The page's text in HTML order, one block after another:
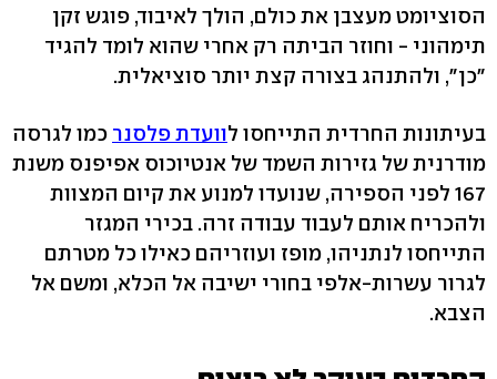
הסוציומט מעצבן את כולם, הולך לאיבוד, פוגש זקן
תימהוני - וחוזר הביתה רק אחרי שהוא לומד להגיד
"כן", ולהתנהג בצורה קצת יותר סוציאלית.
בעיתונות החרדית התייחסו לוועדת פלסנר כמו לגרסה
מודרנית של גזירות השמד של אנטיוכוס אפיפנס משנת
167 לפני הספירה, שנועדו למנוע את קיום המצוות
ולהכריח אותם לעבוד עבודה זרה. בכירי המגזר
התייחסו לנתניהו, מופז ועוזריהם כאילו כל מטרתם
לגרור עשרות-אלפי בחורי ישיבה אל הכלא, ומשם אל
הצבא.